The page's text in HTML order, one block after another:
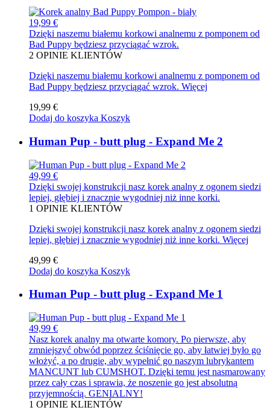
19,99 €
Dzięki naszemu białemu korkowi analnemu z pomponem od
Bad Puppy będziesz przyciągać wzrok.
2 OPINIE KLIENTÓW
Dzięki naszemu białemu korkowi analnemu z pomponem od
Bad Puppy będziesz przyciągać wzrok. Więcej
19,99 €
Dodaj do koszyka Koszyk
Human Pup - butt plug - Expand Me 2
49,99 €
Dzięki swojej konstrukcji nasz korek analny z ogonem siedzi
lepiej, głębiej i znacznie wygodniej niż inne korki.
1 OPINIE KLIENTÓW
Dzięki swojej konstrukcji nasz korek analny z ogonem siedzi
lepiej, głębiej i znacznie wygodniej niż inne korki. Więcej
49,99 €
Dodaj do koszyka Koszyk
Human Pup - butt plug - Expand Me 1
49,99 €
Nasz korek analny ma otwarte komory. Po pierwsze, aby
zmniejszyć obwód poprzez ściśnięcie go, aby łatwiej było go
włożyć, a po drugie, aby wypełnić go naszym lubrykantem
MANCUNT lub CUMSHOT. Dzięki temu jest nasmarowany
przez cały czas i sprawia, że noszenie go jest absolutną
przyjemnością. GENIALNY!
1 OPINIE KLIENTÓW